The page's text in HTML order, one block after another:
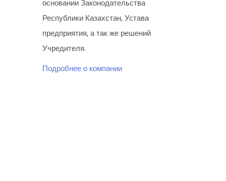
основании Законодательства
Республики Казахстан, Устава
предприятия, а так же решений
Учредителя.
Подробнее о компании